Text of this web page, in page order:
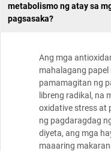
metabolismo ng atay sa
pagsasaka?
Ang mga
mahalagang
pamamagitan ng
libreng radikal, na
oxidative stress at
ng pagdaragdag
diyeta, ang mga
maaaring